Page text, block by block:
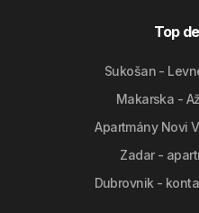
Top
Sukošan -
Makarska -
Apartmány Novi
Zadar -
Dubrovnik -